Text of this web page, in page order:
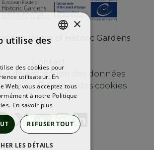
Route of Historic Gardens
de protection des données
Politique des cookies
×
utilise des
des cookies pour
utilisateur. En
Web, vous acceptez tous
à notre Politique
En savoir plus
REFUSER TOUT
LES DÉTAILS